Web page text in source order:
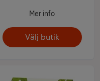
Mer info
Välj butik